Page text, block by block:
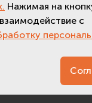
Нажимая на
с